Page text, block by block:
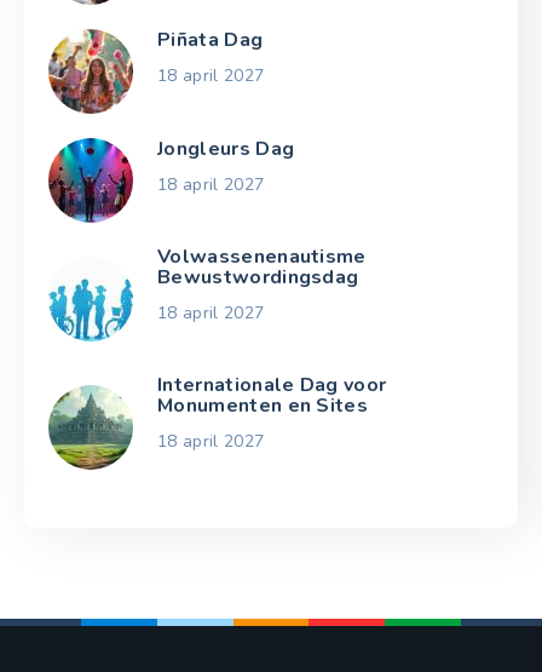
Piñata Dag
18 april 2027
Jongleurs Dag
18 april 2027
Volwassenenautisme
Bewustwordingsdag
18 april 2027
Internationale Dag voor
Monumenten en Sites
18 april 2027